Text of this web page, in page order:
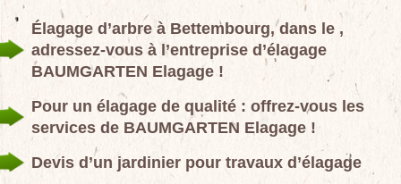
Élagage d’arbre à Bettembourg, dans le ,
adressez-vous à l’entreprise d’élagage
BAUMGARTEN Elagage !
Pour un élagage de qualité : offrez-vous les
services de BAUMGARTEN Elagage !
Devis d’un jardinier pour travaux d’élagage